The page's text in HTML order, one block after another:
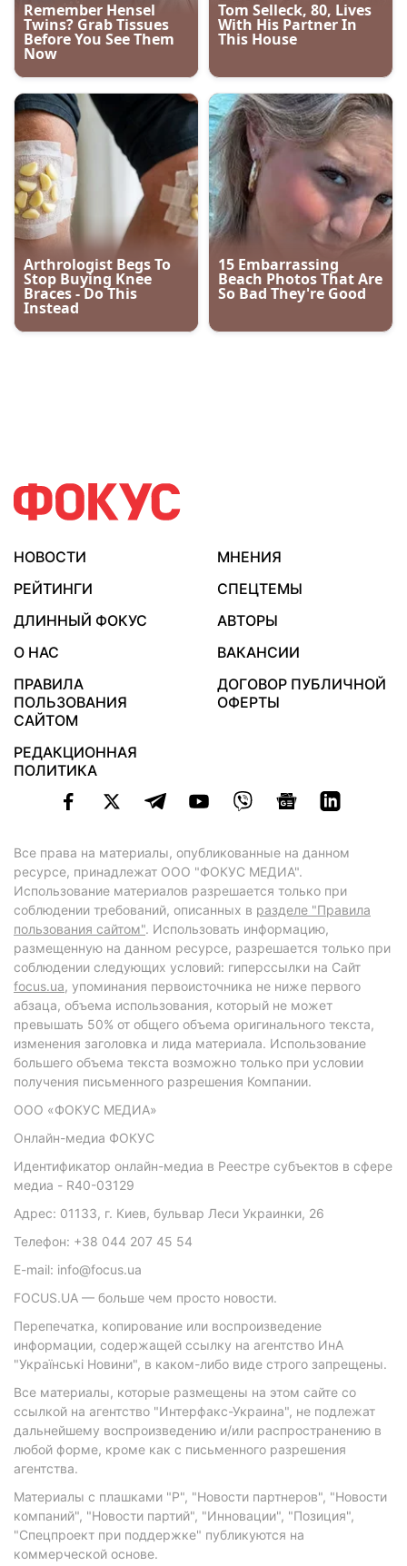
НОВОСТИ
МНЕНИЯ
РЕЙТИНГИ
СПЕЦТЕМЫ
ДЛИННЫЙ ФОКУС
АВТОРЫ
О НАС
ВАКАНСИИ
ПРАВИЛА
ПОЛЬЗОВАНИЯ
САЙТОМ
ДОГОВОР ПУБЛИЧНОЙ
ОФЕРТЫ
РЕДАКЦИОННАЯ
ПОЛИТИКА
Все права на материалы, опубликованные на данном
ресурсе, принадлежат ООО "ФОКУС МЕДИА".
Использование материалов разрешается только при
соблюдении требований, описанных в разделе "Правила
пользования сайтом". Использовать информацию,
размещенную на данном ресурсе, разрешается только при
соблюдении следующих условий: гиперссылки на Сайт
focus.ua, упоминания первоисточника не ниже первого
абзаца, объема использования, который не может
превышать 50% от общего объема оригинального текста,
изменения заголовка и лида материала. Использование
большего объема текста возможно только при условии
получения письменного разрешения Компании.
ООО «ФОКУС МЕДИА»
Онлайн-медиа ФОКУС
Идентификатор онлайн-медиа в Реестре субъектов в сфере
медиа - R40-03129
Адрес: 01133, г. Киев, бульвар Леси Украинки, 26
Телефон: +38 044 207 45 54
E-mail: info@focus.ua
FOCUS.UA — больше чем просто новости.
Перепечатка, копирование или воспроизведение
информации, содержащей ссылку на агентство ИнА
"Українські Новини", в каком-либо виде строго запрещены.
Все материалы, которые размещены на этом сайте со
ссылкой на агентство "Интерфакс-Украина", не подлежат
дальнейшему воспроизведению и/или распространению в
любой форме, кроме как с письменного разрешения
агентства.
Материалы с плашками "Р", "Новости партнеров", "Новости
компаний", "Новости партий", "Инновации", "Позиция",
"Спецпроект при поддержке" публикуются на
коммерческой основе.